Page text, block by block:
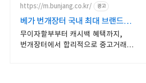
https://m.bunjang.co.kr/ 광고
베가 번개장터 국내 최대 브랜드
중고거래
무이자할부부터 캐시백 혜택까지,
번개장터에서 합리적으로 중고거래